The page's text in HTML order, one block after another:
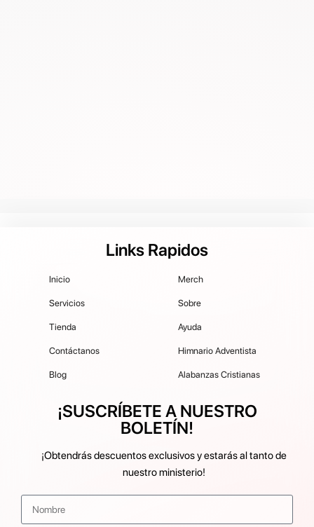
Links Rapidos
Inicio
Servicios
Tienda
Contáctanos
Blog
Merch
Sobre
Ayuda
Himnario Adventista
Alabanzas Cristianas
¡SUSCRÍBETE A NUESTRO
BOLETÍN!
¡Obtendrás descuentos exclusivos y estarás al tanto de
nuestro ministerio!